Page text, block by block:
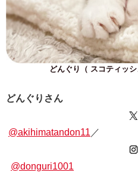
どんぐり（ スコティッ
どんぐりさん
@akihimatandon11 ／
@donguri1001